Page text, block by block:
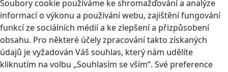
Soubory cookie používáme ke shromažďování a analýze
informací o výkonu a používání webu, zajištění fungování
funkcí ze sociálních médií a ke zlepšení a přizpůsobení
obsahu. Pro některé účely zpracování takto získaných
údajů je vyžadován Váš souhlas, který nám udělíte
kliknutím na volbu „Souhlasím se vším“. Své preference